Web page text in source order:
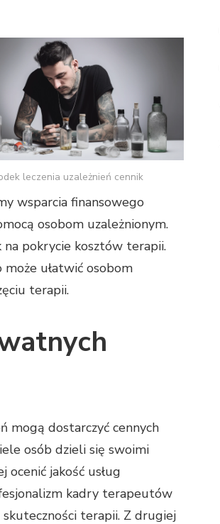
leczenia uzależnień cennik
wsparcia finansowego
osobom uzależnionym.
pokrycie kosztów terapii.
ułatwić osobom
terapii.
mogą dostarczyć cennych
osób dzieli się swoimi
jakość usług
kadry terapeutów
terapii. Z drugiej